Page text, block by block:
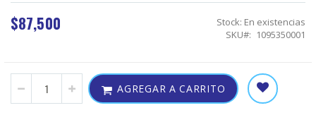
$87,500 Stock: En existencias
SKU
1095350001
AGREGAR A CARRITO